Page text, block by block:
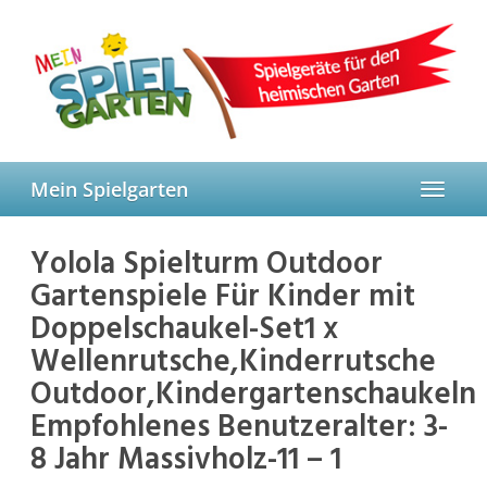
content
Toggle
Mein Spielgarten
Yolola Spielturm Outdoor
Gartenspiele Für Kinder mit
Doppelschaukel-Set1 x
Wellenrutsche,Kinderrutsche
Outdoor,Kindergartenschaukeln
Empfohlenes Benutzeralter: 3-
8 Jahr Massivholz-11 – 1